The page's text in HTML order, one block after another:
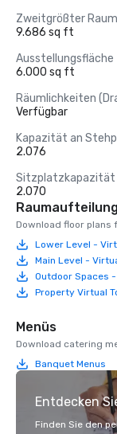
Zweitgrößter Raum
9.686 sq ft
Ausstellungsfläche
6.000 sq ft
Räumlichkeiten
Verfügbar
Kapazität an
2.076
Sitzplatzkapazität
2.070
Download floor plans
Lower Level -
Main Level -
Outdoor Spaces
Property Virtual
Menüs
Download catering
Banquet Menus
Entdecken
Finden Sie den